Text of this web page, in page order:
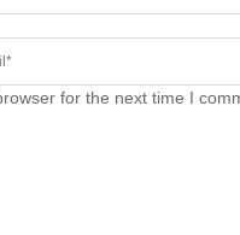
for the next time I